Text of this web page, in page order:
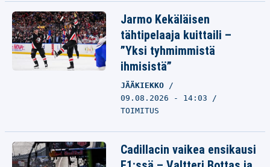
Jarmo Kekäläisen
tähtipelaaja kuittaili –
”Yksi tyhmimmistä
ihmisistä”
JÄÄKIEKKO
09.08.2026 - 14:03
TOIMITUS
Cadillacin vaikea ensikausi